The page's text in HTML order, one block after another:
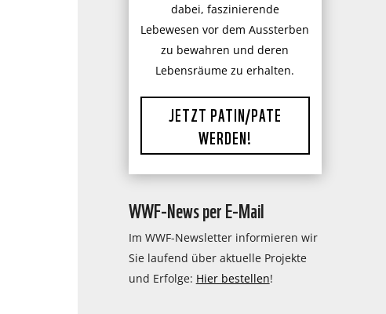
dabei, faszinierende
Lebewesen vor dem Aussterben
zu bewahren und deren
Lebensräume zu erhalten.
JETZT PATIN/PATE
WERDEN!
WWF-News per E-Mail
Im WWF-Newsletter informieren wir
Sie laufend über aktuelle Projekte
und Erfolge: Hier bestellen!